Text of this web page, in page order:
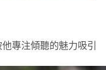
專注傾聽的魅力吸引